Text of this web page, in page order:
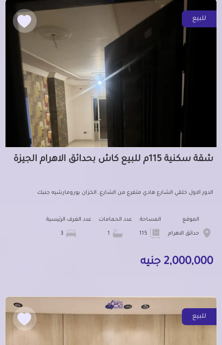
للبيع
شقة سكنية 115م للبيع كاش بحدائق الاهرام الجيزة
الدور الاول خلقي الشارع هادي متفرع من الشارع. الخزان يورومارشيه جنبك
الموقع
حدائق الاهرام
المساحة عدد الحمامات عدد الغرف الرئيسية
2,000,000 جنيه
للبيع